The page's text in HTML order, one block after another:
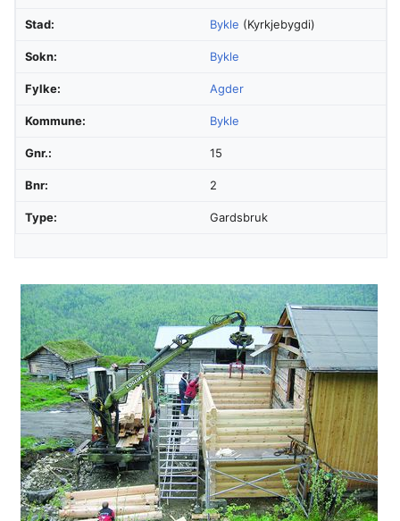
Stad: Bykle (Kyrkjebygdi)
Sokn: Bykle
Fylke: Agder
Kommune: Bykle
Gnr.: 15
Bnr: 2
Type: Gardsbruk